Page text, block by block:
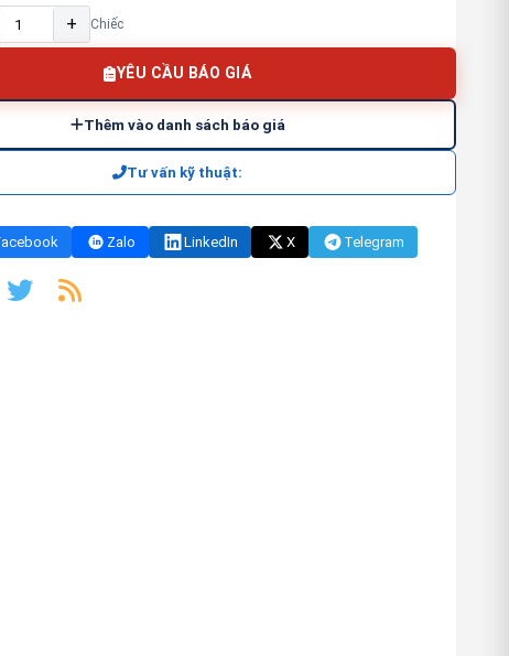
+ Chiếc
YÊU CẦU BÁO GIÁ
Thêm vào danh sách báo giá
Tư vấn kỹ thuật:
Zalo LinkedIn X Telegram